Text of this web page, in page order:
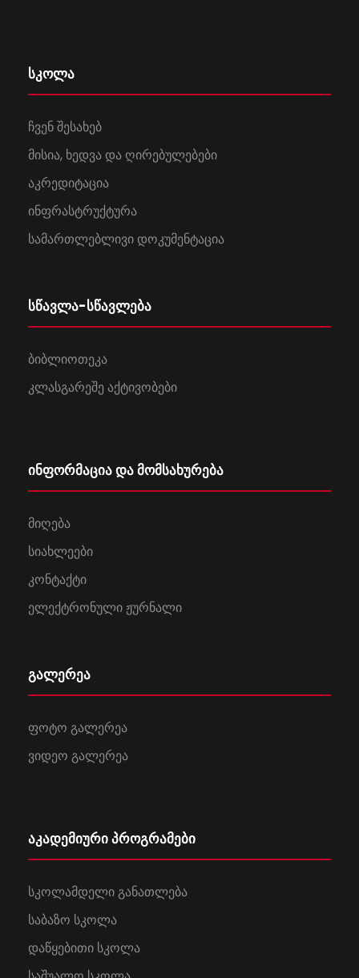
სკოლა
ჩვენ შესახებ
მისია, ხედვა და ღირებულებები
აკრედიტაცია
ინფრასტრუქტურა
სამართლებლივი დოკუმენტაცია
სწავლა-სწავლება
ბიბლიოთეკა
კლასგარეშე აქტივობები
ინფორმაცია და მომსახურება
მიღება
სიახლეები
კონტაქტი
ელექტრონული ჟურნალი
გალერეა
ფოტო გალერეა
ვიდეო გალერეა
აკადემიური პროგრამები
სკოლამდელი განათლება
საბაზო სკოლა
დაწყებითი სკოლა